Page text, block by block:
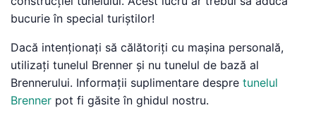
bucurie în special turiștilor!
Dacă intenționați să călătoriți cu mașina personală,
utilizați tunelul Brenner și nu tunelul de bază al
Brennerului. Informații suplimentare despre tunelul
Brenner pot fi găsite în ghidul nostru.